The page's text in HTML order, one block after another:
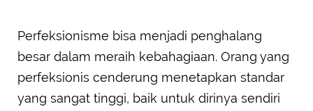
Perfeksionisme bisa menjadi penghalang
besar dalam meraih kebahagiaan. Orang yang
perfeksionis cenderung menetapkan standar
yang sangat tinggi, baik untuk dirinya sendiri